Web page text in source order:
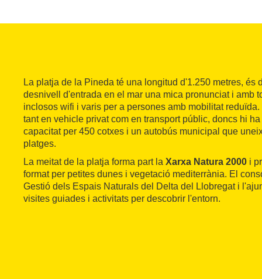
La platja de la Pineda té una longitud d'1.250 metres, és
desnivell d'entrada en el mar una mica pronunciat i amb
inclosos wifi i varis per a persones amb mobilitat
tant en vehicle privat com en transport públic, doncs hi
capacitat per 450 cotxes i un autobús municipal que
platges.
La meitat de la platja forma part la Xarxa Natura 2000 i
format per petites dunes i vegetació mediterrània. El
Gestió dels Espais Naturals del Delta del Llobregat i
visites guiades i activitats per descobrir l'entorn.